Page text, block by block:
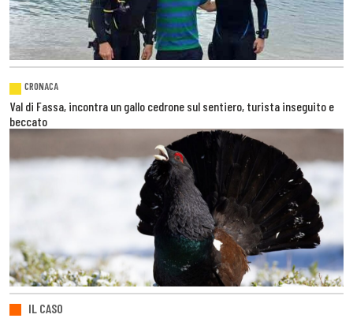
CRONACA
Val di Fassa, incontra un gallo cedrone sul sentiero, turista inseguito e
beccato
IL CASO